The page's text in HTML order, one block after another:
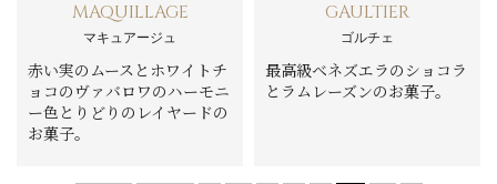
MAQUILLAGE
マキュアージュ
赤い実のムースとホワイトチ
ョコのヴァバロワのハーモニ
ー色とりどりのレイヤードの
お菓子。
GAULTIER
ゴルチェ
最高級ベネズエラのショコラ
とラムレーズンのお菓子。